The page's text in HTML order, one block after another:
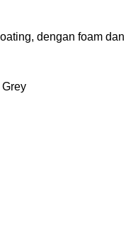
dengan foam